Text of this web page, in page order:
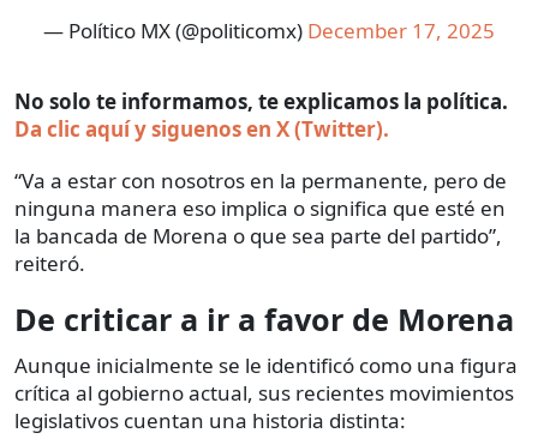
— Político MX (@politicomx) December 17, 2025
No solo te informamos, te explicamos la política.
Da clic aquí y siguenos en X (Twitter).
“Va a estar con nosotros en la permanente, pero de
ninguna manera eso implica o significa que esté en
la bancada de Morena o que sea parte del partido”,
reiteró.
De criticar a ir a favor de Morena
Aunque inicialmente se le identificó como una figura
crítica al gobierno actual, sus recientes movimientos
legislativos cuentan una historia distinta: